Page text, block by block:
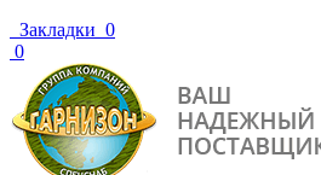
Закладки 0
0